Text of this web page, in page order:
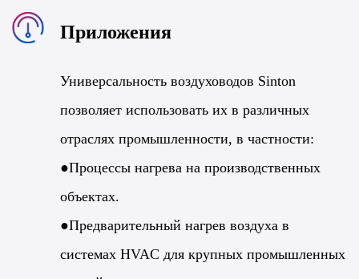
Приложения
Универсальность воздуховодов Sinton
позволяет использовать их в различных
отраслях промышленности, в частности:
●Процессы нагрева на производственных
объектах.
●Предварительный нагрев воздуха в
системах HVAC для крупных промышленных